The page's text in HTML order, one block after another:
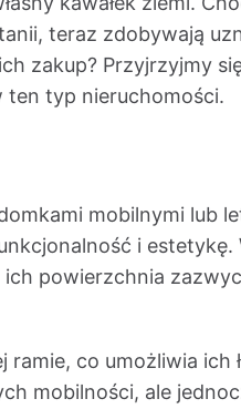
teraz zdobywają
zakup? Przyjrzyjmy
ten typ nieruchomości.
mobilnymi lub
i
ich powierzchnia
co umożliwia ich
mobilności, ale